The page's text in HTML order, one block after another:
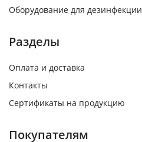
Оборудование для дезинфекции
Разделы
Оплата и доставка
Контакты
Сертификаты на продукцию
Покупателям